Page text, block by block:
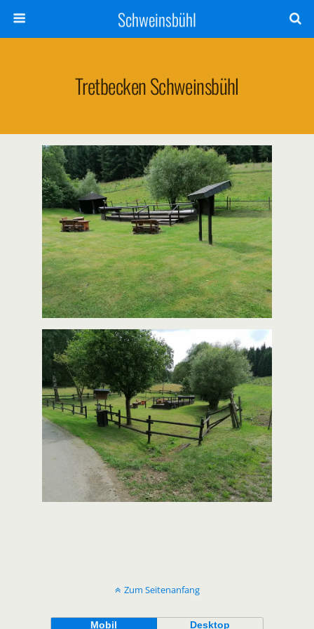
Schweinsbühl
Tretbecken Schweinsbühl
Zum Seitenanfang
Mobil Desktop